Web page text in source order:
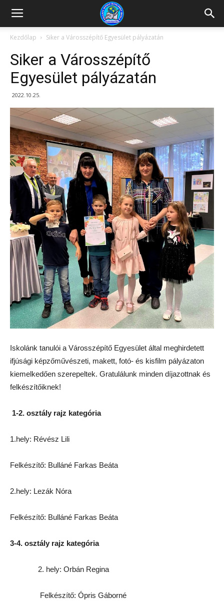
Kazincbarcikai
Pollack
Mihály
Általános
Iskola
Kezdőlap Siker a Városszépítő Egyesület pályázatán
Siker a Városszépítő
Egyesület pályázatán
2022.10.25.
Iskolánk tanulói a Városszépítő Egyesület által meghirdetett
ifjúsági képzőművészeti, makett, fotó- és kisfilm pályázaton
kiemelkedően szerepeltek. Gratulálunk minden díjazottnak és
felkészítőiknek!
1-2. osztály rajz kategória
1.hely: Révész Lili
Felkészítő: Bulláné Farkas Beáta
2.hely: Lezák Nóra
Felkészítő: Bulláné Farkas Beáta
3-4. osztály rajz kategória
2. hely: Orbán Regina
Felkészítő: Ópris Gáborné